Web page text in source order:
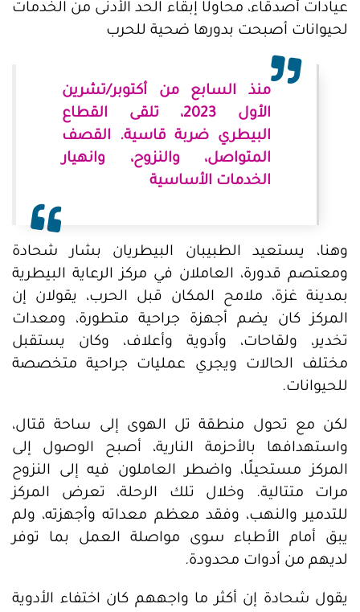
عيادات أصدقاء، محاولًا إبقاء الحد الأدنى من الخدمات
لحيوانات أصبحت بدورها ضحية للحرب
منذ السابع من أكتوبر/تشرين
الأول 2023، تلقى القطاع
البيطري ضربة قاسية. القصف
المتواصل، والنزوح، وانهيار
الخدمات الأساسية
وهنا، يستعيد الطبيبان البيطريان بشار شحادة
ومعتصم قدورة، العاملان في مركز الرعاية البيطرية
بمدينة غزة، ملامح المكان قبل الحرب، يقولان إن
المركز كان يضم أجهزة جراحية متطورة، ومعدات
تخدير، ولقاحات، وأدوية وأعلاف، وكان يستقبل
مختلف الحالات ويجري عمليات جراحية متخصصة
للحيوانات.
لكن مع تحول منطقة تل الهوى إلى ساحة قتال،
واستهدافها بالأحزمة النارية، أصبح الوصول إلى
المركز مستحيلًا، واضطر العاملون فيه إلى النزوح
مرات متتالية. وخلال تلك الرحلة، تعرض المركز
للتدمير والنهب، وفقد معظم معداته وأجهزته، ولم
يبق أمام الأطباء سوى مواصلة العمل بما توفر
لديهم من أدوات محدودة.
يقول شحادة إن أكثر ما واجههم كان اختفاء الأدوية